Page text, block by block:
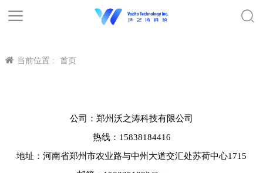
当前位置 : 首页
公司：郑州沃之涛科技有限公司
热线：15838184416
地址：河南省郑州市农业路与中州大道交汇处苏荷中心1715